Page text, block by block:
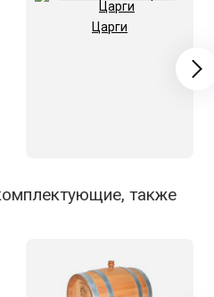
Царги
также